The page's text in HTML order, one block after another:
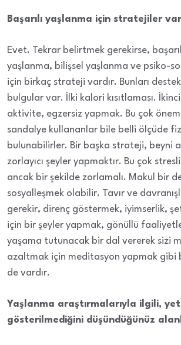
Başarılı yaşlanma için stratejiler var
Evet. Tekrar belirtmek gerekirse,
yaşlanma, bilişsel yaşlanma ve psiko-
için birkaç strateji vardır. Bunları
bulgular var. İlki kalori kısıtlaması.
aktivite, egzersiz yapmak. Bu çok
sandalye kullananlar bile belli ölçüde
bulunabilirler. Bir başka strateji, beyni
zorlayıcı şeyler yapmaktır. Bu çok
ancak bir şekilde zorlamalı. Makul bir
sosyalleşmek olabilir. Tavır ve
gerekir, direnç göstermek, iyimserlik,
için bir şeyler yapmak, gönüllü
yaşama tutunacak bir dal vererek sizi
azaltmak için meditasyon yapmak gibi
de vardır.
Yaşlanma araştırmalarıyla ilgili,
gösterilmediğini düşündüğünüz